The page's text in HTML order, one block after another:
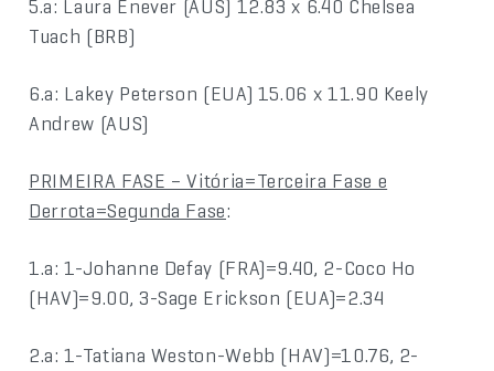
5.a: Laura Enever (AUS) 12.83 x 6.40 Chelsea
Tuach (BRB)
6.a: Lakey Peterson (EUA) 15.06 x 11.90 Keely
Andrew (AUS)
PRIMEIRA FASE – Vitória=Terceira Fase e
Derrota=Segunda Fase:
1.a: 1-Johanne Defay (FRA)=9.40, 2-Coco Ho
(HAV)=9.00, 3-Sage Erickson (EUA)=2.34
2.a: 1-Tatiana Weston-Webb (HAV)=10.76, 2-